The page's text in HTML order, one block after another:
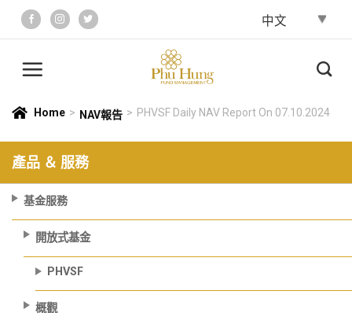
content
Home > NAV報告 > PHVSF Daily NAV Report On 07.10.2024
產品 ＆ 服務
基金服務
開放式基金
PHVSF
概觀